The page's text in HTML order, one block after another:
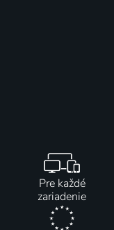
Pre každé
zariadenie